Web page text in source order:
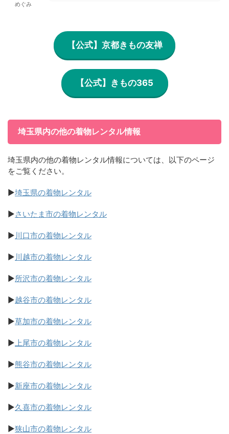
めぐみ
【公式】京都きもの友禅
【公式】きもの365
埼玉県内の他の着物レンタル情報
埼玉県内の他の着物レンタル情報については、以下のページ
をご覧ください。
▶埼玉県の着物レンタル
▶さいたま市の着物レンタル
▶川口市の着物レンタル
▶川越市の着物レンタル
▶所沢市の着物レンタル
▶越谷市の着物レンタル
▶草加市の着物レンタル
▶上尾市の着物レンタル
▶熊谷市の着物レンタル
▶新座市の着物レンタル
▶久喜市の着物レンタル
▶狭山市の着物レンタル